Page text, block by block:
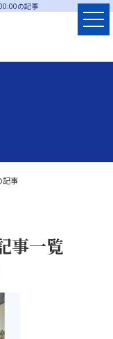
の記事
記事
事一覧